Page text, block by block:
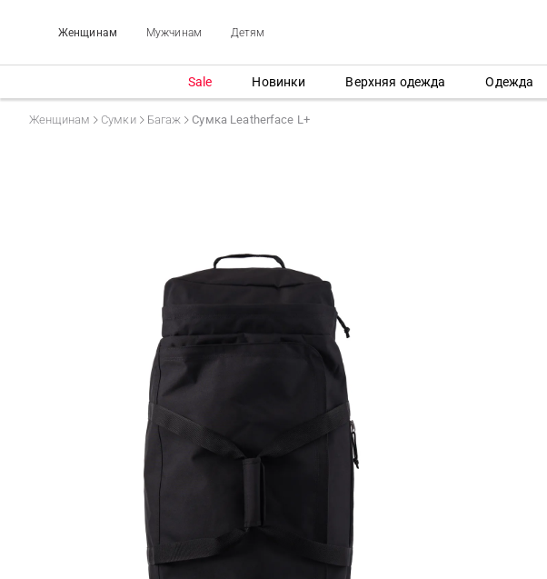
Женщинам Мужчинам Детям
Sale Новинки Верхняя одежда Одежда
Женщинам Сумки Багаж Сумка Leatherface L+